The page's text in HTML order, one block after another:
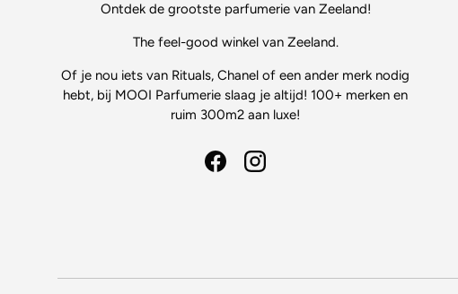
Ontdek de grootste parfumerie van Zeeland!
The feel-good winkel van Zeeland.
Of je nou iets van Rituals, Chanel of een ander merk nodig
hebt, bij MOOI Parfumerie slaag je altijd! 100+ merken en
ruim 300m2 aan luxe!
FacebookInstagram